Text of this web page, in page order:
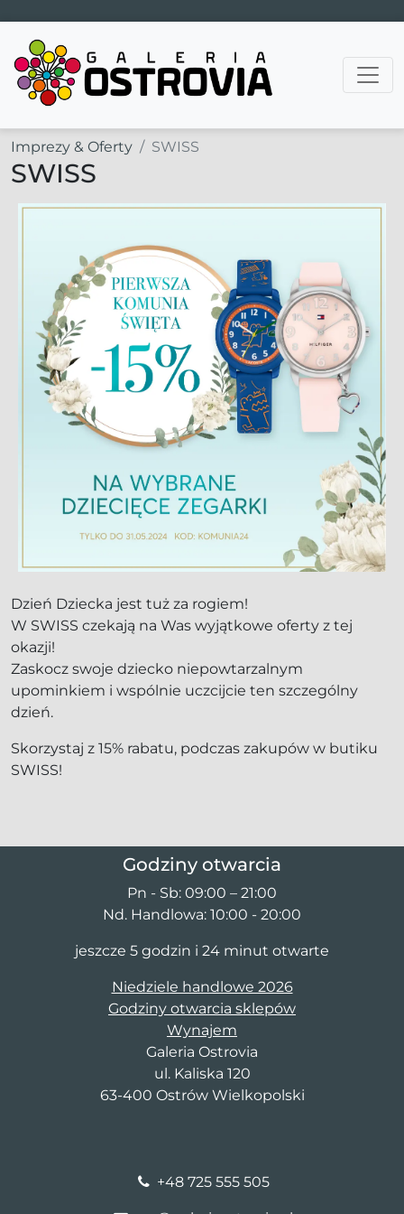
Main Navigation
Imprezy & Oferty SWISS
SWISS
Dzień Dziecka jest tuż za rogiem!
W SWISS czekają na Was wyjątkowe oferty z tej
okazji!
Zaskocz swoje dziecko niepowtarzalnym
upominkiem i wspólnie uczcijcie ten szczególny
dzień.
Skorzystaj z 15% rabatu, podczas zakupów w butiku
SWISS!
Godziny otwarcia
Pn - Sb: 09:00 – 21:00
Nd. Handlowa: 10:00 - 20:00
jeszcze 5 godzin i 24 minut otwarte
Niedziele handlowe 2026
Godziny otwarcia sklepów
Wynajem
Galeria Ostrovia
ul. Kaliska 120
63-400 Ostrów Wielkopolski
+48 725 555 505